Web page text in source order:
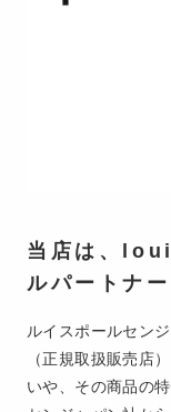
当店は、
ルパートナ
ルイスポールセン
（正規取扱販売店
いや、その商品の